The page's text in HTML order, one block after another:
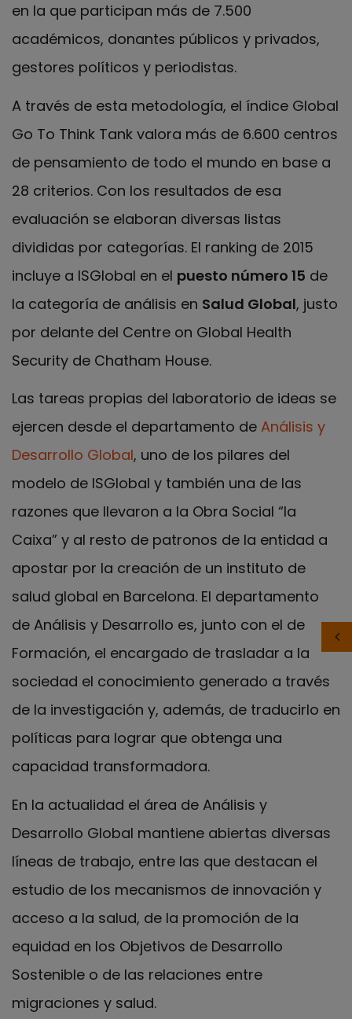
en la que participan más de 7.500
académicos, donantes públicos y privados,
gestores políticos y periodistas.
A través de esta metodología, el índice Global
Go To Think Tank valora más de 6.600 centros
de pensamiento de todo el mundo en base a
28 criterios. Con los resultados de esa
evaluación se elaboran diversas listas
divididas por categorías. El ranking de 2015
incluye a ISGlobal en el puesto número 15 de
la categoría de análisis en Salud Global, justo
por delante del Centre on Global Health
Security de Chatham House.
Las tareas propias del laboratorio de ideas se
ejercen desde el departamento de Análisis y
Desarrollo Global, uno de los pilares del
modelo de ISGlobal y también una de las
razones que llevaron a la Obra Social “la
Caixa” y al resto de patronos de la entidad a
apostar por la creación de un instituto de
salud global en Barcelona. El departamento
de Análisis y Desarrollo es, junto con el de
Formación, el encargado de trasladar a la
sociedad el conocimiento generado a través
de la investigación y, además, de traducirlo en
políticas para lograr que obtenga una
capacidad transformadora.
En la actualidad el área de Análisis y
Desarrollo Global mantiene abiertas diversas
líneas de trabajo, entre las que destacan el
estudio de los mecanismos de innovación y
acceso a la salud, de la promoción de la
equidad en los Objetivos de Desarrollo
Sostenible o de las relaciones entre
migraciones y salud.